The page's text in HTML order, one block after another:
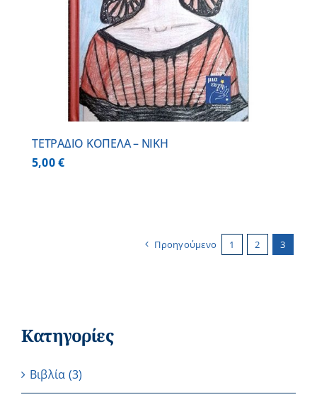
ΤΕΤΡΑΔΙΟ ΚΟΠΕΛΑ – ΝΙΚΗ
5,00€
Προηγούμενο 1 2 3
Κατηγορίες
Βιβλία (3)